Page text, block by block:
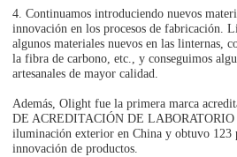
4. Continuamos introduciendo nuevos
innovación en los procesos de fabricación.
algunos materiales nuevos en las linternas,
la fibra de carbono, etc., y conseguimos
artesanales de mayor calidad.
Además, Olight fue la primera marca
DE ACREDITACIÓN DE LABORATORIO
iluminación exterior en China y obtuvo 123
innovación de productos.